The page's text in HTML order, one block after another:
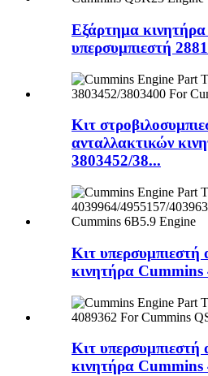
Εξάρτημα
υπερσυμπιεστή
Κιτ
ανταλλακτικών
3803452/38...
Κιτ υπερσυμπιεστή
κινητήρα Cummins
Κιτ υπερσυμπιεστή
κινητήρα Cummins